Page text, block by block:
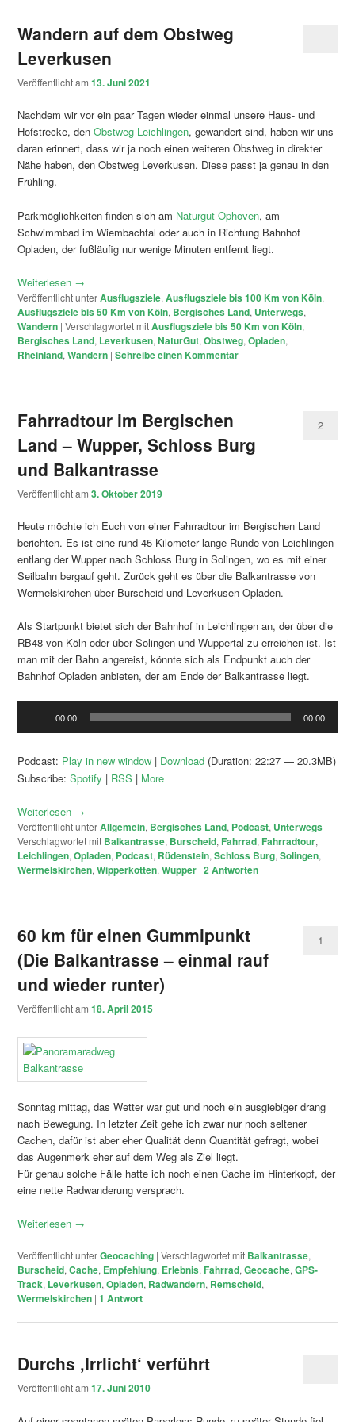
Wandern auf dem Obstweg
Leverkusen
Veröffentlicht am13. Juni 2021
Nachdem wir vor ein paar Tagen wieder einmal unsere Haus- und
Hofstrecke, denObstweg Leichlingen, gewandert sind, haben wir uns
daran erinnert, dass wir ja noch einen weiteren Obstweg in direkter
Nähe haben, den Obstweg Leverkusen. Diese passt ja genau in den
Frühling.
Parkmöglichkeiten finden sich am Naturgut Ophoven, am
Schwimmbad im Wiembachtal oder auch in Richtung Bahnhof
Opladen, der fußläufig nur wenige Minuten entfernt liegt.
Weiterlesen →
Veröffentlicht unterAusflugsziele,Ausflugsziele bis 100 Km von Köln,
Ausflugsziele bis 50 Km von Köln, Bergisches Land, Unterwegs,
Wandern |Verschlagwortet mitAusflugsziele bis 50 Km von Köln,
Bergisches Land, Leverkusen,NaturGut,Obstweg,Opladen,
Rheinland,Wandern |Schreibe einen Kommentar
Fahrradtour im Bergischen
Land – Wupper, Schloss Burg
und Balkantrasse
Veröffentlicht am3. Oktober 2019
2
Heute möchte ich Euch von einer Fahrradtour im Bergischen Land
berichten. Es ist eine rund 45 Kilometer lange Runde von Leichlingen
entlang der Wupper nach Schloss Burg in Solingen, wo es mit einer
Seilbahn bergauf geht. Zurück geht es über die Balkantrasse von
Wermelskirchen über Burscheid und Leverkusen Opladen.
Als Startpunkt bietet sich der Bahnhof in Leichlingen an, der über die
RB48 von Köln oder über Solingen und Wuppertal zu erreichen ist. Ist
man mit der Bahn angereist, könnte sich als Endpunkt auch der
Bahnhof Opladen anbieten, der am Ende der Balkantrasse liegt.
00:00 00:00
Podcast: Play in new window | Download (Duration: 22:27 — 20.3MB)
Subscribe:Spotify | RSS | More
Weiterlesen →
Veröffentlicht unterAllgemein, Bergisches Land, Podcast, Unterwegs |
Verschlagwortet mit Balkantrasse, Burscheid,Fahrrad,Fahrradtour,
Leichlingen,Opladen, Podcast, Rüdenstein,Schloss Burg,Solingen,
Wermelskirchen,Wipperkotten,Wupper |2Antworten
60 km für einen Gummipunkt
(Die Balkantrasse – einmal rauf
und wieder runter)
Veröffentlicht am18. April 2015
1
Sonntag mittag, das Wetter war gut und noch ein ausgiebiger drang
nach Bewegung. In letzter Zeit gehe ich zwar nur noch seltener
Cachen, dafür ist aber eher Qualität denn Quantität gefragt, wobei
das Augenmerk eher auf dem Weg als Ziel liegt.
Für genau solche Fälle hatte ich noch einen Cache im Hinterkopf, der
eine nette Radwanderung versprach.
Weiterlesen →
Veröffentlicht unterGeocaching |Verschlagwortet mit Balkantrasse,
Burscheid,Cache, Empfehlung, Erlebnis,Fahrrad,Geocache,GPS-
Track, Leverkusen,Opladen, Radwandern, Remscheid,
Wermelskirchen |1 Antwort
Durchs ‚Irrlicht‘ verführt
Veröffentlicht am17. Juni 2010